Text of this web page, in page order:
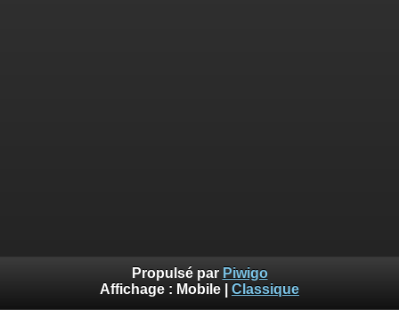
Propulsé par Piwigo
Affichage : Mobile Classique